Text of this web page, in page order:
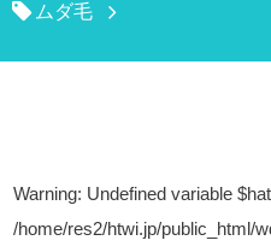
ムダ毛
Warning: Undefined variable
/home/res2/htwi.jp/public_html/